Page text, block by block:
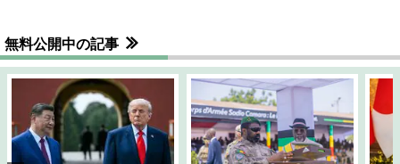
無料公開中の記事